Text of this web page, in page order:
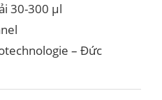
30-300 μl
– Đức